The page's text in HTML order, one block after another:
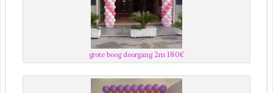
grote boog doorgang 2m 180€